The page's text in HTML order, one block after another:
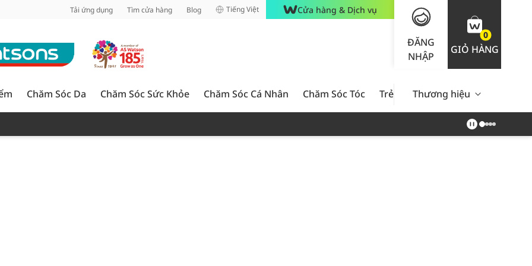
Tải ứng dụng Tìm cửa hàng Blog Tiếng Việt Cửa hàng & Dịch vụ
ĐĂNG
NHẬP
0
GIỎ HÀNG
Chăm Sóc Da Chăm Sóc Sức Khỏe Chăm Sóc Cá Nhân Chăm Sóc Tóc Trẻ Em Nam Giới Chăm Sóc
Thương hiệu